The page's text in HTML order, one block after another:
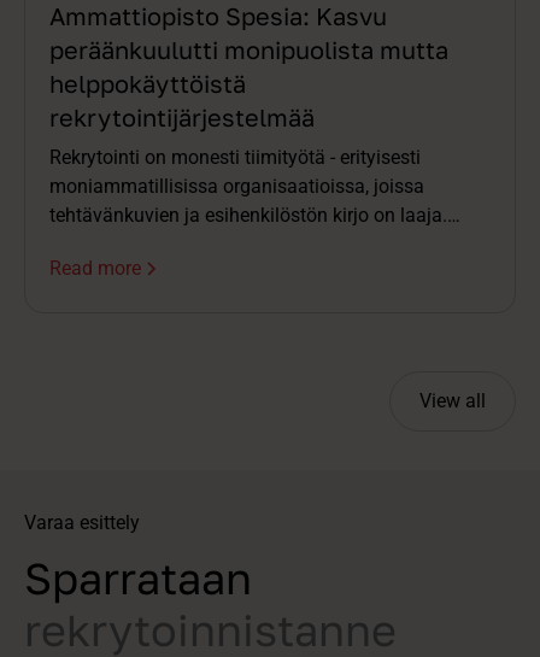
Ammattiopisto Spesia: Kasvu
peräänkuulutti monipuolista mutta
helppokäyttöistä
rekrytointijärjestelmää
Rekrytointi on monesti tiimityötä - erityisesti
moniammatillisissa organisaatioissa, joissa
tehtävänkuvien ja esihenkilöstön kirjo on laaja.
hallinta hankaloituu, jolloin tehokkuuden lisäksi
Read more
View all
Varaa esittely
Sparrataan
rekrytoinnistanne